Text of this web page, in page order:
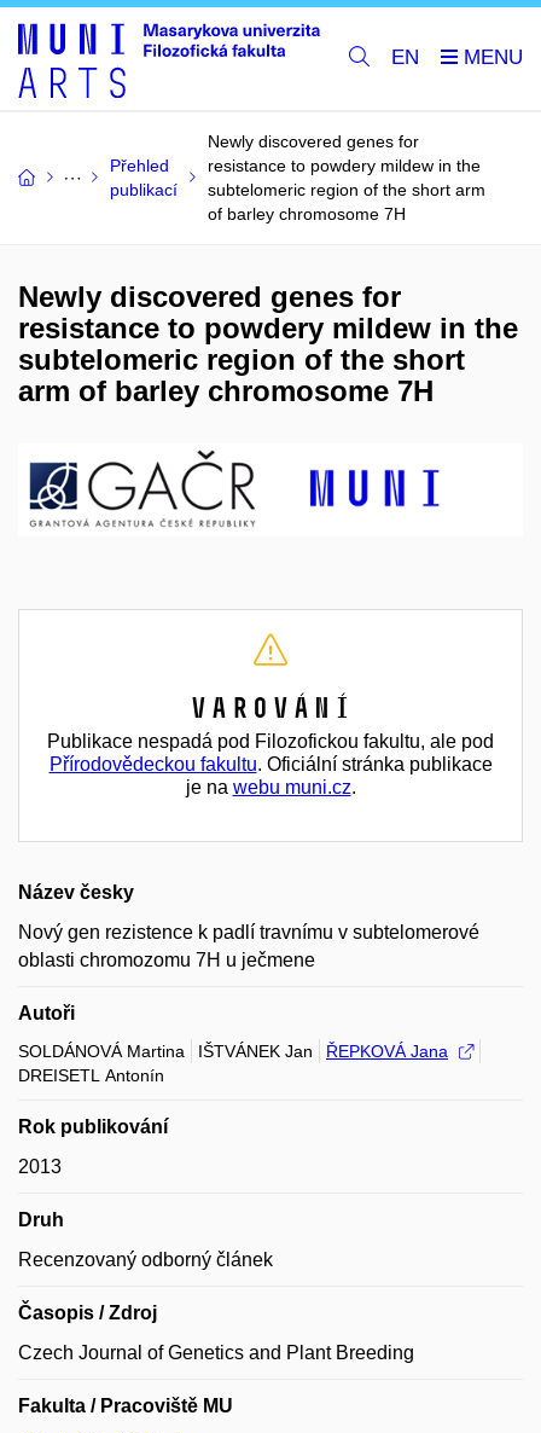
EN
Přehled
publikací
Newly discovered genes for
resistance to powdery mildew in the
subtelomeric region of the short arm
of barley chromosome 7H
Newly discovered genes for
resistance to powdery mildew in the
subtelomeric region of the short
arm of barley chromosome 7H
Varování
Publikace nespadá pod Filozofickou fakultu, ale pod
Přírodovědeckou fakultu. Oficiální stránka publikace
je na webu muni.cz.
Název česky
Nový gen rezistence k padlí travnímu v subtelomerové
oblasti chromozomu 7H u ječmene
Autoři
SOLDÁNOVÁ Martina IŠTVÁNEK Jan
ŘEPKOVÁ Jana
DREISETL Antonín
Rok publikování
2013
Druh
Recenzovaný odborný článek
Časopis / Zdroj
Czech Journal of Genetics and Plant Breeding
Fakulta / Pracoviště MU